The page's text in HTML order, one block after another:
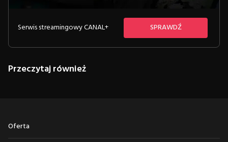
Serwis streamingowy CANAL+ SPRAWDŹ
Przeczytaj również
Oferta